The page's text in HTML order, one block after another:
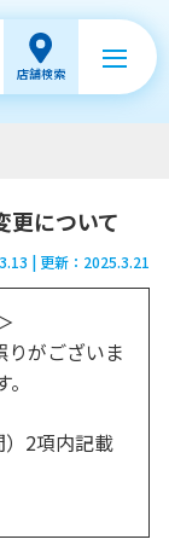
店舗検索
更について
| 更新：2025.3.21
がございま
2項内記載